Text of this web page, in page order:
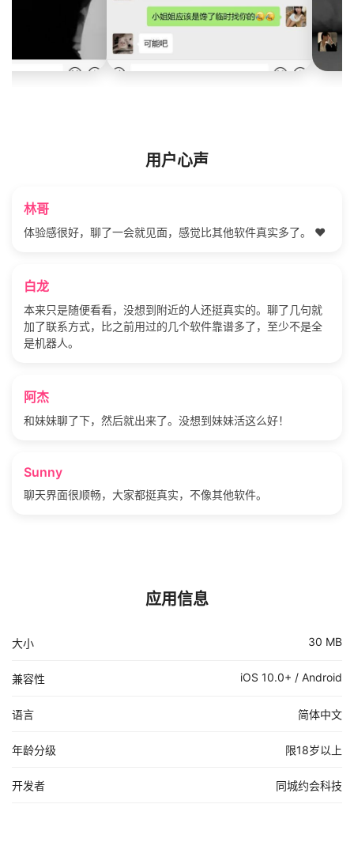
用户心声
林哥
体验感很好，聊了一会就见面，感觉比其他软件真实多了。 ❤️
白龙
本来只是随便看看，没想到附近的人还挺真实的。聊了几句就
加了联系方式，比之前用过的几个软件靠谱多了，至少不是全
是机器人。
阿杰
和妹妹聊了下，然后就出来了。没想到妹妹活这么好！
Sunny
聊天界面很顺畅，大家都挺真实，不像其他软件。
应用信息
大小 30 MB
兼容性 iOS 10.0+ / Android
语言 简体中文
年龄分级 限18岁以上
开发者 同城约会科技